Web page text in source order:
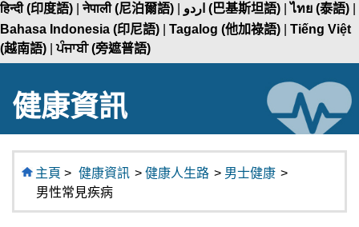
हिन्दी (印度語) |नेपाली (尼泊爾語) اردو (巴基斯坦語) |ไทย (泰語)
Bahasa Indonesia (印尼語)
Tagalog (他加祿語)
Tiếng Việt
(越南語) |ਪੰਜਾਬੀ (旁遮普語)
健康資訊
主頁 > 健康資訊 > 健康人生路 > 男士健康 >
男性常見疾病